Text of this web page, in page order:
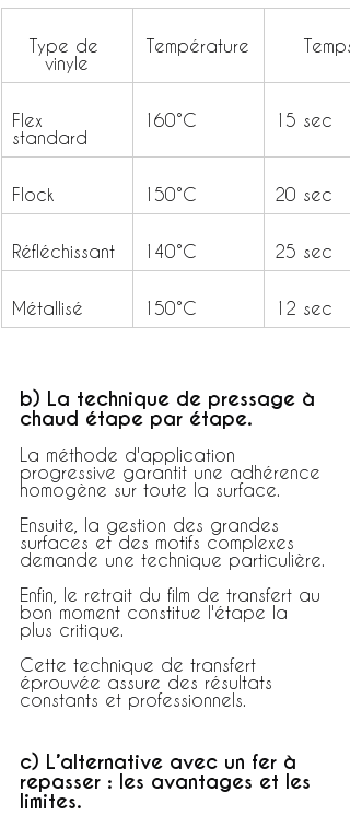
Type de
vinyle
Température Temps
Flex
standard
160°C 15 sec
Flock 150°C 20 sec
Réfléchissant 140°C 25 sec
Métallisé 150°C 12 sec
b) La technique de pressage à
chaud étape par étape.
La méthode d'application
progressive garantit une adhérence
homogène sur toute la surface.
Ensuite, la gestion des grandes
surfaces et des motifs complexes
demande une technique particulière.
Enfin, le retrait du film de transfert au
bon moment constitue l'étape la
plus critique.
Cette technique de transfert
éprouvée assure des résultats
constants et professionnels.
c) L’alternative avec un fer à
repasser : les avantages et les
limites.